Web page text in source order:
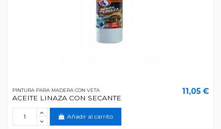
PINTURA PARA MADERA CON VETA
ACEITE LINAZA CON SECANTE
11,05 €
Añadir al carrito